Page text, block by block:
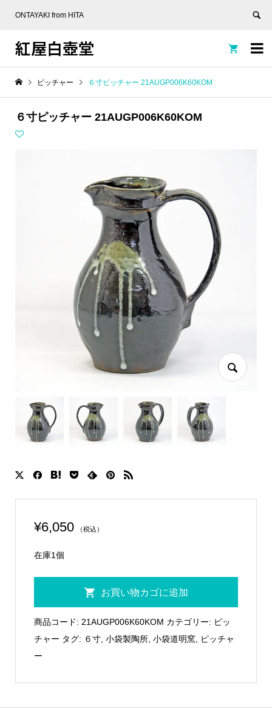
ONTAYAKI from HITA

紅屋白壺堂 
ピッチャー ６寸ピッチャー 21AUGP006K60KOM
６寸ピッチャー 21AUGP006K60KOM
¥6,050 （税込）
在庫1個
ピ
ッ
お買い物カゴに追加
商品コード: 21AUGP006K60KOM カテゴリー: ピッ
チャー タグ: ６寸, 小袋製陶所, 小袋道明窯,
ピッチャ
ー